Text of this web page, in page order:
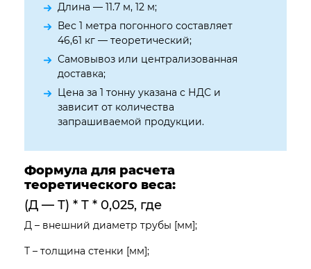
Длина — 11.7 м, 12 м;
Вес 1 метра погонного составляет
46,61 кг — теоретический;
Самовывоз или централизованная
доставка;
Цена за 1 тонну указана с НДС и
зависит от количества
запрашиваемой продукции.
Формула для расчета
теоретического веса:
(Д — Т) * Т * 0,025, где
Д – внешний диаметр трубы [мм];
Т – толщина стенки [мм];